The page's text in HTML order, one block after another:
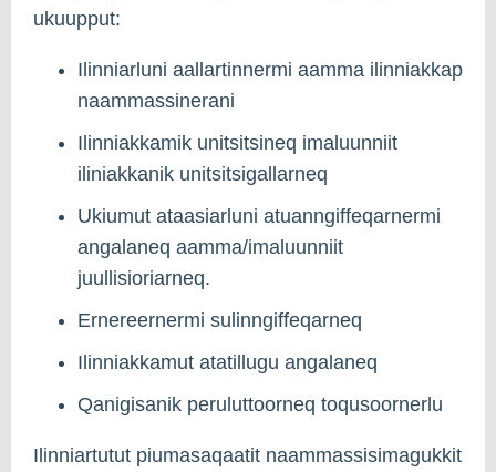
ukuupput:
Ilinniarluni aallartinnermi aamma ilinniakkap
naammassinerani
Ilinniakkamik unitsitsineq imaluunniit
iliniakkanik unitsitsigallarneq
Ukiumut ataasiarluni atuanngiffeqarnermi
angalaneq aamma/imaluunniit
juullisioriarneq.
Ernereernermi sulinngiffeqarneq
Ilinniakkamut atatillugu angalaneq
Qanigisanik peruluttoorneq toqusoornerlu
Ilinniartutut piumasaqaatit naammassisimagukkit